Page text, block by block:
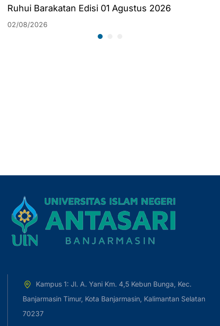
Ruhui Barakatan Edisi 01 Agustus 2026
02/08/2026
Kampus 1: Jl. A. Yani Km. 4,5 Kebun Bunga, Kec.
Banjarmasin Timur, Kota Banjarmasin, Kalimantan Selatan
70237